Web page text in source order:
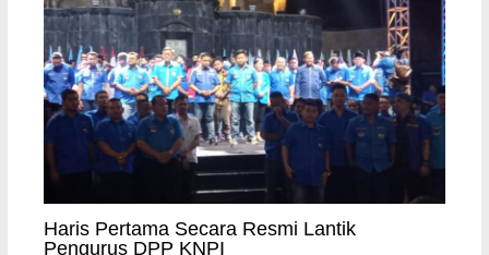
Haris Pertama Secara Resmi Lantik
Pengurus DPP KNPI